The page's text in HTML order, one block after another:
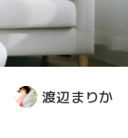
渡辺まりか